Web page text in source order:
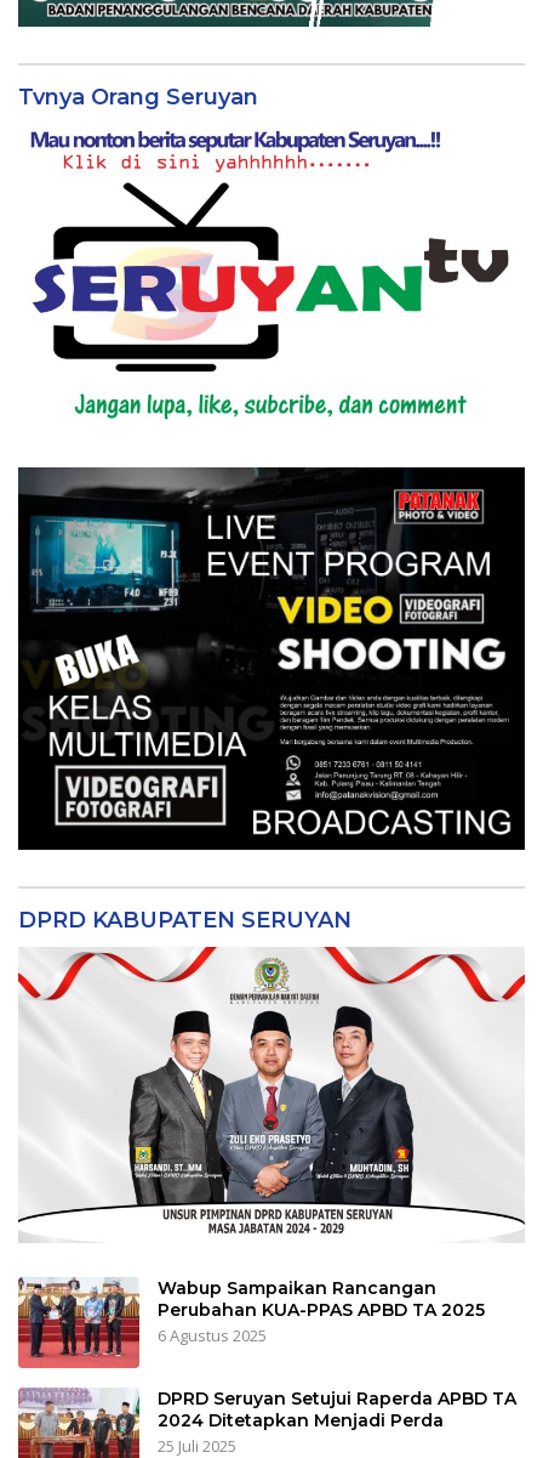
Tvnya Orang Seruyan
DPRD KABUPATEN SERUYAN
Wabup Sampaikan Rancangan
Perubahan KUA-PPAS APBD TA 2025
6 Agustus 2025
DPRD Seruyan Setujui Raperda APBD TA
2024 Ditetapkan Menjadi Perda
25 Juli 2025